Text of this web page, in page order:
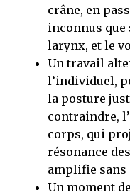
crâne, en
inconnus que
larynx, et le
Un travail
l’individuel,
la posture
contraindre,
corps, qui
résonance
amplifie sans
Un moment